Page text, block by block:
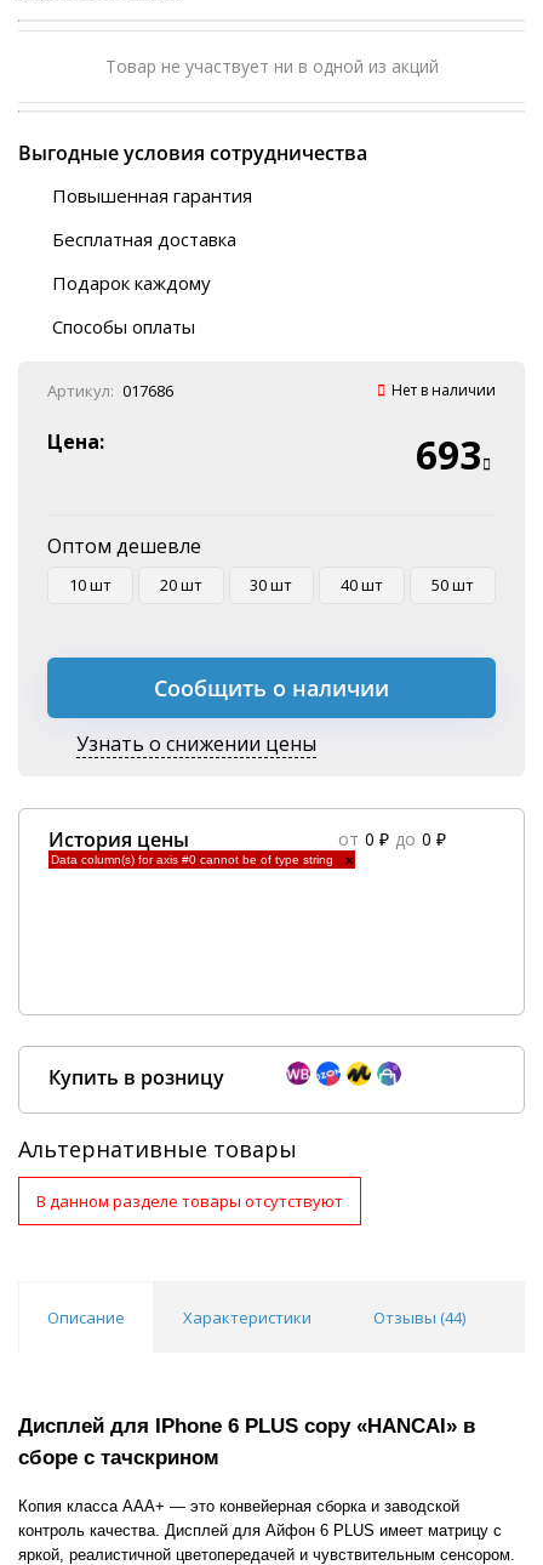
Товар не участвует ни в одной из акций
Выгодные условия сотрудничества
Повышенная гарантия
Бесплатная доставка
Автобусы (по ЮФО)
“BlaBlaCar” (по ЮФО)
Подарок каждому
Способы оплаты
Наличные
Эквайринг
Артикул: 017686 Нет в наличии
Цена: 693
Оптом дешевле
10 шт 20 шт 30 шт 40 шт 50 шт
Сообщить о наличии
Узнать о снижении цены
История цены от 0 ₽ до 0 ₽
Data column(s) for axis #0 cannot be of type string ×
Купить в розницу
Покупка оптом от 500 ₽
Альтернативные товары
В данном разделе товары отсутствуют
Описание Характеристики Отзывы (44)
Дисплей для IPhone 6 PLUS copy «HANCAI» в
сборе с тачскрином
Копия класса AAA+ — это конвейерная сборка и заводской
контроль качества. Дисплей для Айфон 6 PLUS имеет матрицу с
яркой, реалистичной цветопередачей и чувствительным сенсором.